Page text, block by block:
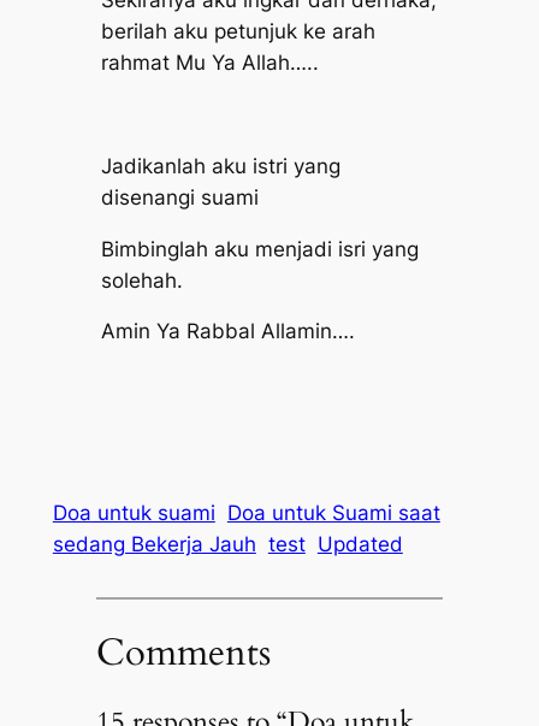
berilah aku petunjuk ke arah
rahmat Mu Ya Allah…..
Jadikanlah aku istri yang
disenangi suami
Bimbinglah aku menjadi isri yang
solehah.
Amin Ya Rabbal Allamin….
Doa untuk suami Doa untuk Suami saat
sedang Bekerja Jauh test Updated
Comments